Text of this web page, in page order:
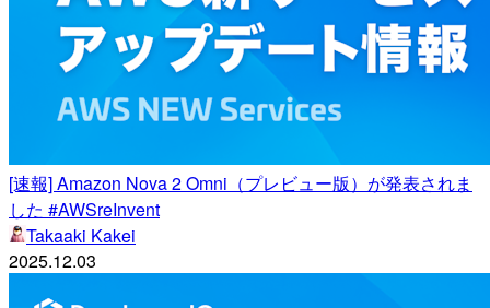
[速報] Amazon Nova 2 Omni（プレビュー版）が発表されま
した #AWSreInvent
Takaaki Kakei
2025.12.03